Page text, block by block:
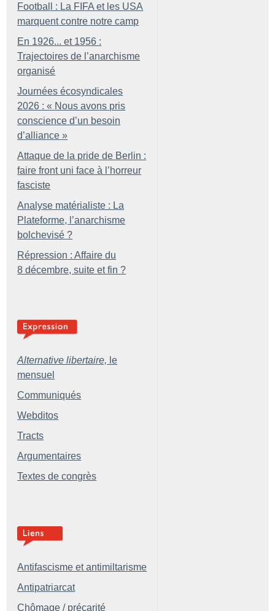
Football : La FIFA et les USA
marquent contre notre camp
En 1926... et 1956 :
Trajectoires de l’anarchisme
organisé
Journées écosyndicales
2026 : « Nous avons pris
conscience d’un besoin
d’alliance »
Attaque de la pride de Berlin :
faire front uni face à l’horreur
fasciste
Analyse matérialiste : La
Plateforme, l’anarchisme
bolchevisé ?
Répression : Affaire du
8 décembre, suite et fin ?
Alternative libertaire, le
mensuel
Communiqués
Webditos
Tracts
Argumentaires
Textes de congrès
Antifascisme et antimiltarisme
Antipatriarcat
Chômage / précarité